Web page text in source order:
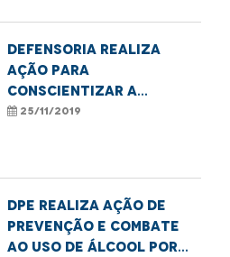
Defensoria realiza
ação para
conscientizar a
proibição da venda de
25/11/2019
DPE realiza ação de
prevenção e combate
ao uso de álcool por